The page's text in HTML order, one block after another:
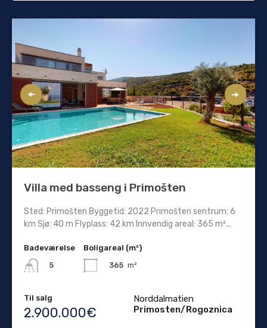
Villa med basseng i Primošten
Sted: Primošten Byggetid: 2022 Primošten sentrum: 6
km Sjø: 40 m Flyplass: 42 km Innvendig areal: 365 m²...
Badeværelse
5
Boligareal (m²)
365 m²
Til salg
2.900.000€
Norddalmatien
Primosten/Rogoznica